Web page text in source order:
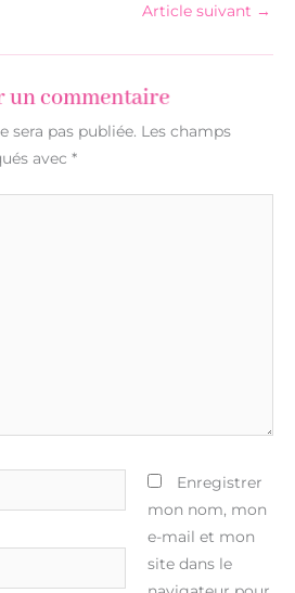
Article suivant →
un commentaire
sera pas publiée. Les champs
avec *
Enregistrer
mon nom, mon
e-mail et mon
site dans le